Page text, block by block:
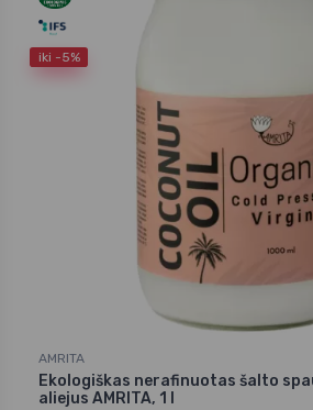
iki -5%
AMRITA
Ekologiškas nerafinuotas šalto
aliejus AMRITA, 1 l